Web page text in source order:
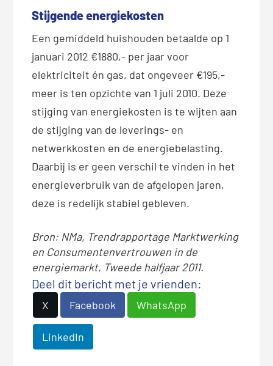
Stijgende energiekosten
Een gemiddeld huishouden betaalde op 1
januari 2012 €1880,- per jaar voor
elektriciteit én gas, dat ongeveer €195,-
meer is ten opzichte van 1 juli 2010. Deze
stijging van energiekosten is te wijten aan
de stijging van de leverings- en
netwerkkosten en de energiebelasting.
Daarbij is er geen verschil te vinden in het
energieverbruik van de afgelopen jaren,
deze is redelijk stabiel gebleven.
Bron: NMa, Trendrapportage Marktwerking
en Consumentenvertrouwen in de
energiemarkt, Tweede halfjaar 2011.
Deel dit bericht met je vrienden:
X Facebook WhatsApp
LinkedIn